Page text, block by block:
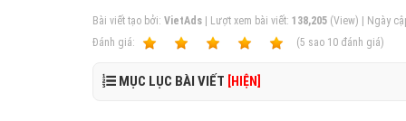
Bài viết tạo bởi: VietAds | Lượt xem bài viết: 138,205 (View) | Ngày
Ðánh giá:
(5 sao 10 đánh giá)
MỤC LỤC BÀI VIẾT [HIỆN]